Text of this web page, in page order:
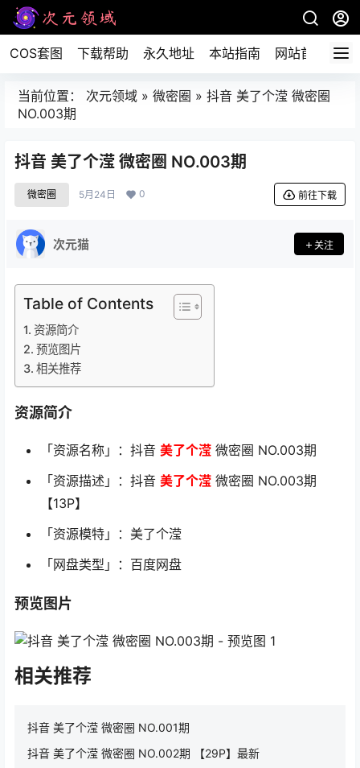
COS套图 下载帮助 永久地址 本站指南 网站首页
当前位置： 次元领域 » 微密圈 » 抖音 美了个滢 微密圈
NO.003期
抖音 美了个滢 微密圈 NO.003期
微密圈 5月24日 0 前往下载
次元猫 关注
Table of Contents
资源简介
预览图片
相关推荐
资源简介
「资源名称」：抖音 美了个滢 微密圈 NO.003期
「资源描述」：抖音 美了个滢 微密圈 NO.003期
【13P】
「资源模特」：美了个滢
「网盘类型」：百度网盘
预览图片
相关推荐
抖音 美了个滢 微密圈 NO.001期
抖音 美了个滢 微密圈 NO.002期 【29P】最新